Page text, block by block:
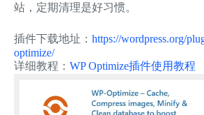
站，定期清理是好习惯。
插件下载地址： https://wordpress.org/
optimize/
详细教程： WP Optimize插件使用教程